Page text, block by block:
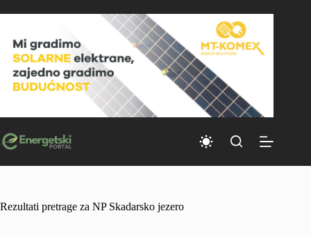
to
Rezultati pretrage za NP Skadarsko jezero